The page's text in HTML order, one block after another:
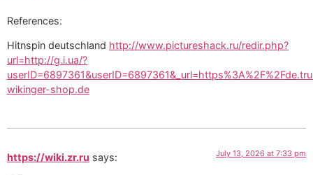
References:
Hitnspin deutschland http://www.pictureshack.ru/redir.php?
url=http://g.i.ua/?
wikinger-shop.de
https://wiki.zr.ru says: July 13, 2026 at 7:33 pm